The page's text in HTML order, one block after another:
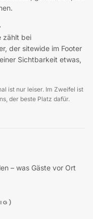
zählt bei
der sitewide im Footer
Sichtbarkeit etwas,
ist nur leiser. Im Zweifel ist
der beste Platz dafür.
– was Gäste vor Ort